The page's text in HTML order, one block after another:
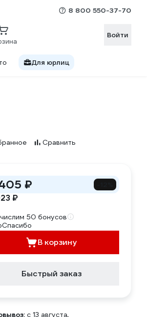
8 800 550-37-70
Войти
Для юрлиц
Сравнить
₽
₽
50 бонусов
В корзину
Быстрый заказ
c 13 августа,